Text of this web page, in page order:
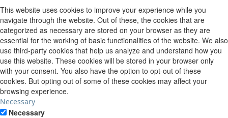
This website uses cookies to improve your experience while you
navigate through the website. Out of these, the cookies that are
categorized as necessary are stored on your browser as they are
essential for the working of basic functionalities of the website. We also
use third-party cookies that help us analyze and understand how you
use this website. These cookies will be stored in your browser only
with your consent. You also have the option to opt-out of these
cookies. But opting out of some of these cookies may affect your
browsing experience.
Necessary
Necessary